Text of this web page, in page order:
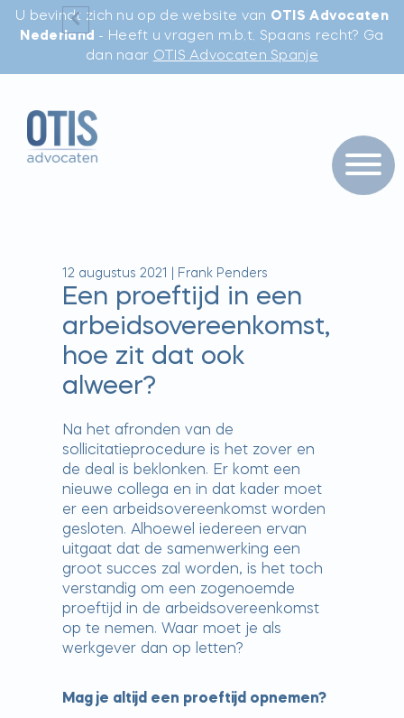
U bevindt zich nu op de website van OTIS Advocaten
Nederland - Heeft u vragen m.b.t. Spaans recht? Ga
dan naar OTIS Advocaten Spanje
12 augustus 2021 Frank Penders
Een proeftijd in een
arbeidsovereenkomst,
hoe zit dat ook
alweer?
Na het afronden van de
sollicitatieprocedure is het zover en
de deal is beklonken. Er komt een
nieuwe collega en in dat kader moet
er een arbeidsovereenkomst worden
gesloten. Alhoewel iedereen ervan
uitgaat dat de samenwerking een
groot succes zal worden, is het toch
verstandig om een zogenoemde
proeftijd in de arbeidsovereenkomst
op te nemen. Waar moet je als
werkgever dan op letten?
Mag je altijd een proeftijd opnemen?